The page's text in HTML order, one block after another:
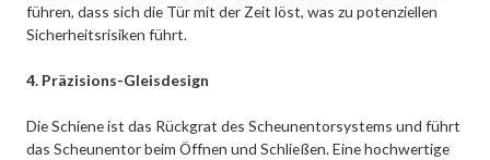
führen, dass sich die Tür mit der Zeit löst, was zu potenziellen
Sicherheitsrisiken führt.
4. Präzisions-Gleisdesign
Die Schiene ist das Rückgrat des Scheunentorsystems und führt
das Scheunentor beim Öffnen und Schließen. Eine hochwertige